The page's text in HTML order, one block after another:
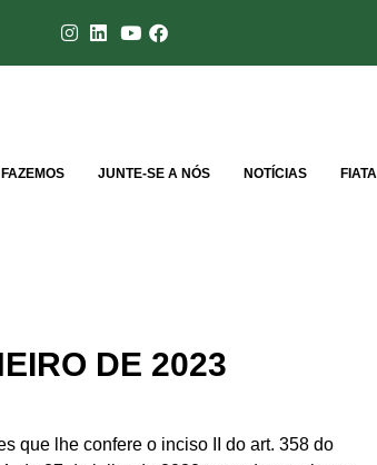
JUNTE-SE A NÓS NOTÍCIAS FIATA
DE 2023
que lhe confere o inciso II do art. 358 do